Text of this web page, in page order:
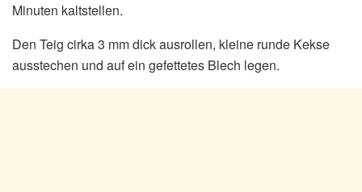
Minuten kaltstellen.
Den Teig cirka 3 mm dick ausrollen, kleine runde Kekse
ausstechen und auf ein gefettetes Blech legen.